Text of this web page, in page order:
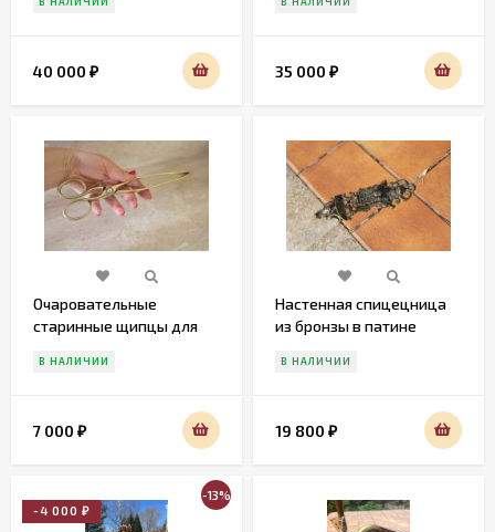
камин. Франция. 19 век.
40 000 ₽ 35 000 ₽
Очаровательные
старинные щипцы для
В НАЛИЧИИ
7 000 ₽
Настенная спицецница
из бронзы в патине
В НАЛИЧИИ
19 800 ₽
-13%
-4 000
₽